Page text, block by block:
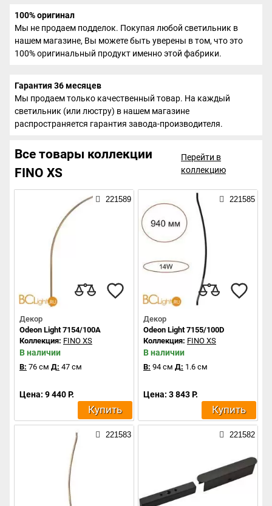
100% оригинал
Мы не продаем подделок. Покупая любой светильник в
нашем магазине, Вы можете быть уверены в том, что это
100% оригинальный продукт именно этой фабрики.
Гарантия 36 месяцев
Мы продаем только качественный товар. На каждый
светильник (или люстру) в нашем магазине
распространяется гарантия завода-производителя.
Все товары коллекции
FINO XS
Перейти в
коллекцию
221589
Декор
Odeon Light 7154/100A
Коллекция: FINO XS
В наличии
В: 76 см Д: 47 см
Цена: 9 440 Р.
Купить
221585
Декор
Odeon Light 7155/100D
Коллекция: FINO XS
В наличии
В: 94 см Д: 1.6 см
Цена: 3 843 Р.
Купить
221583 221582